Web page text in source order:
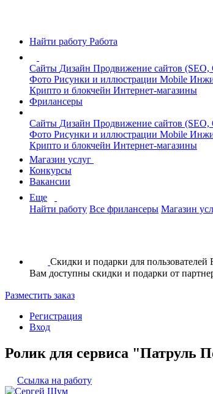
Найти работу Работа
Сайты Дизайн Продвижение сайтов (SEO,
Фото Рисунки и иллюстрации Mobile
Крипто и блокчейн Интернет-магазины
Фрилансеры
Сайты Дизайн Продвижение сайтов (SEO,
Фото Рисунки и иллюстрации Mobile
Крипто и блокчейн Интернет-магазины
Магазин услуг
Конкурсы
Вакансии
Еще
Найти работу Все фрилансеры Магазин
Скидки и подарки для
Вам доступны скидки и подарки от
Разместить заказ
Регистрация
Вход
Ролик для сервиса "Патруль
Ссылка на работу